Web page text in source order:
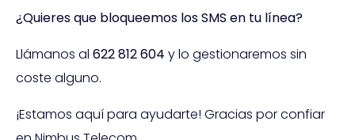
¿Quieres que bloqueemos los SMS en tu línea?
Llámanos al 622 812 604 y lo gestionaremos sin
coste alguno.
¡Estamos aquí para ayudarte! Gracias por confiar